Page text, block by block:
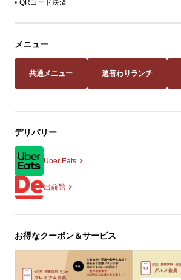
QRコード決済
メニュー
共通メニュー 週替わりランチ
デリバリー
Uber Eats
出前館
お得なクーポン＆サービス